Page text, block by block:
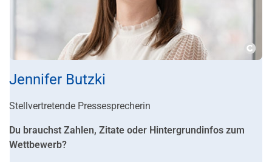
Jennifer Butzki
Stellvertretende Pressesprecherin
Du brauchst Zahlen, Zitate oder Hintergrundinfos zum
Wettbewerb?